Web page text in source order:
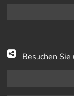
Besuchen Sie